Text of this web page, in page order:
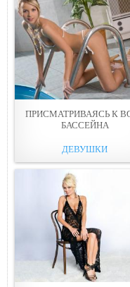
ПРИСМАТРИВАЯСЬ К
БАССЕЙНA
ДЕВУШКИ